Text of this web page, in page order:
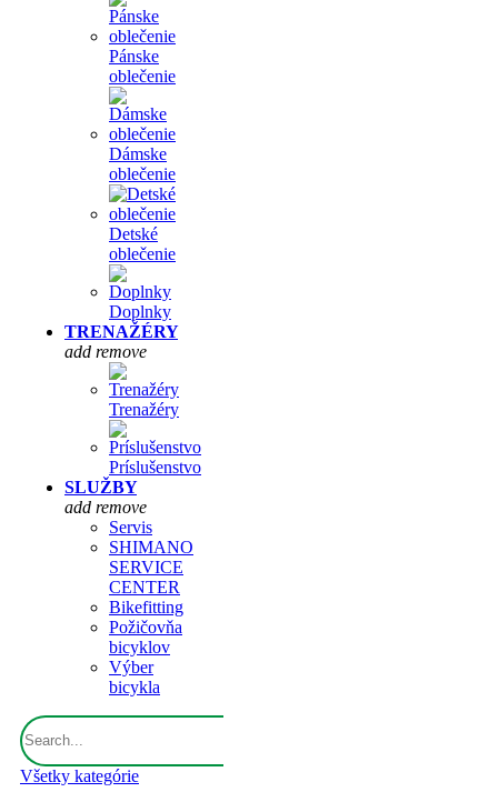
Pánske
oblečenie
Dámske
oblečenie
Detské
oblečenie
Doplnky
TRENAŽÉRY
add remove
Trenažéry
Príslušenstvo
SLUŽBY
add remove
Servis
SHIMANO
SERVICE
CENTER
Bikefitting
Požičovňa
bicyklov
Výber
bicykla
Všetky kategórie